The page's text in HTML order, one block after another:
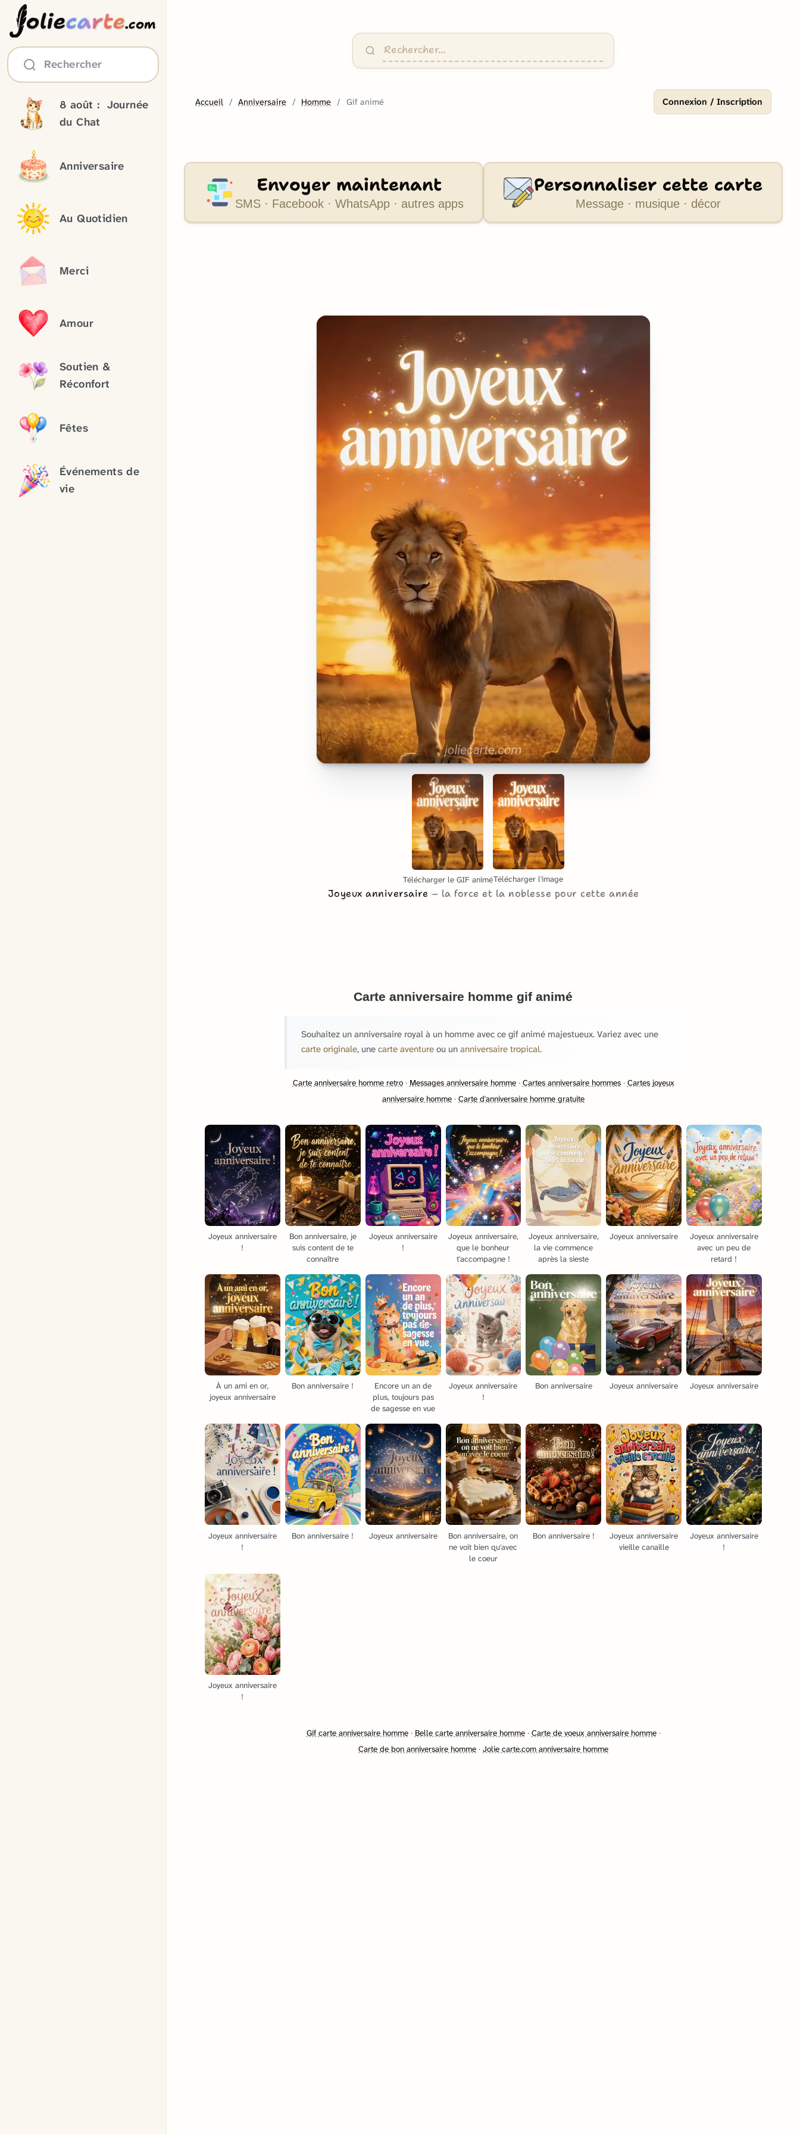
oliecarte.com
Rechercher
8 août : Journée
du Chat
Anniversaire
Au Quotidien
Merci
Amour
Soutien &
Réconfort
Fêtes
Événements de
vie
Accueil Anniversaire Homme Gif animé Connexion / Inscription
Envoyer maintenant
SMS · Facebook · WhatsApp · autres apps
Personnaliser cette carte
Message · musique · décor
Télécharger le GIF animéTélécharger l'image
Joyeux anniversaire la force et la noblesse pour cette année
Carte anniversaire homme gif animé
Souhaitez un anniversaire royal à un homme avec ce gif animé majestueux. Variez avec une
carte originale, une carte aventure ou un anniversaire tropical.
Carte anniversaire homme retro· Messages anniversaire homme· Cartes anniversaire hommes· Cartes joyeux
anniversaire homme · Carte d'anniversaire homme gratuite
Joyeux anniversaire
!
Bon anniversaire, je
suis content de te
connaître
Joyeux anniversaire
!
Joyeux anniversaire,
que le bonheur
t'accompagne !
Joyeux anniversaire,
la vie commence
après la sieste
Joyeux anniversaire
Joyeux anniversaire
avec un peu de
retard !
À un ami en or,
joyeux anniversaire
Bon anniversaire !
Encore un an de
plus, toujours pas
de sagesse en vue
Joyeux anniversaire
!
Bon anniversaire Joyeux anniversaire Joyeux anniversaire
Joyeux anniversaire
!
Bon anniversaire ! Joyeux anniversaire
Bon anniversaire, on
ne voit bien qu'avec
le coeur
Bon anniversaire !
Joyeux anniversaire
vieille canaille
Joyeux anniversaire
!
Joyeux anniversaire
!
Gif carte anniversaire homme· Belle carte anniversaire homme· Carte de voeux anniversaire homme·
Carte de bon anniversaire homme · Jolie carte.com anniversaire homme